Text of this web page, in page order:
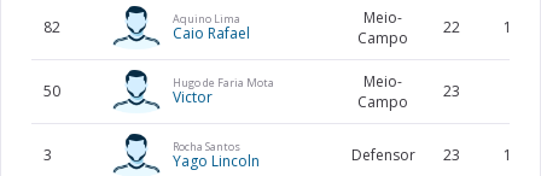
82 Aquino Lima
Caio Rafael
Meio-
Campo
22 172
50 Hugo de Faria Mota
Victor
Meio-
Campo
23
3 Rocha Santos
Yago Lincoln Defensor 23 190